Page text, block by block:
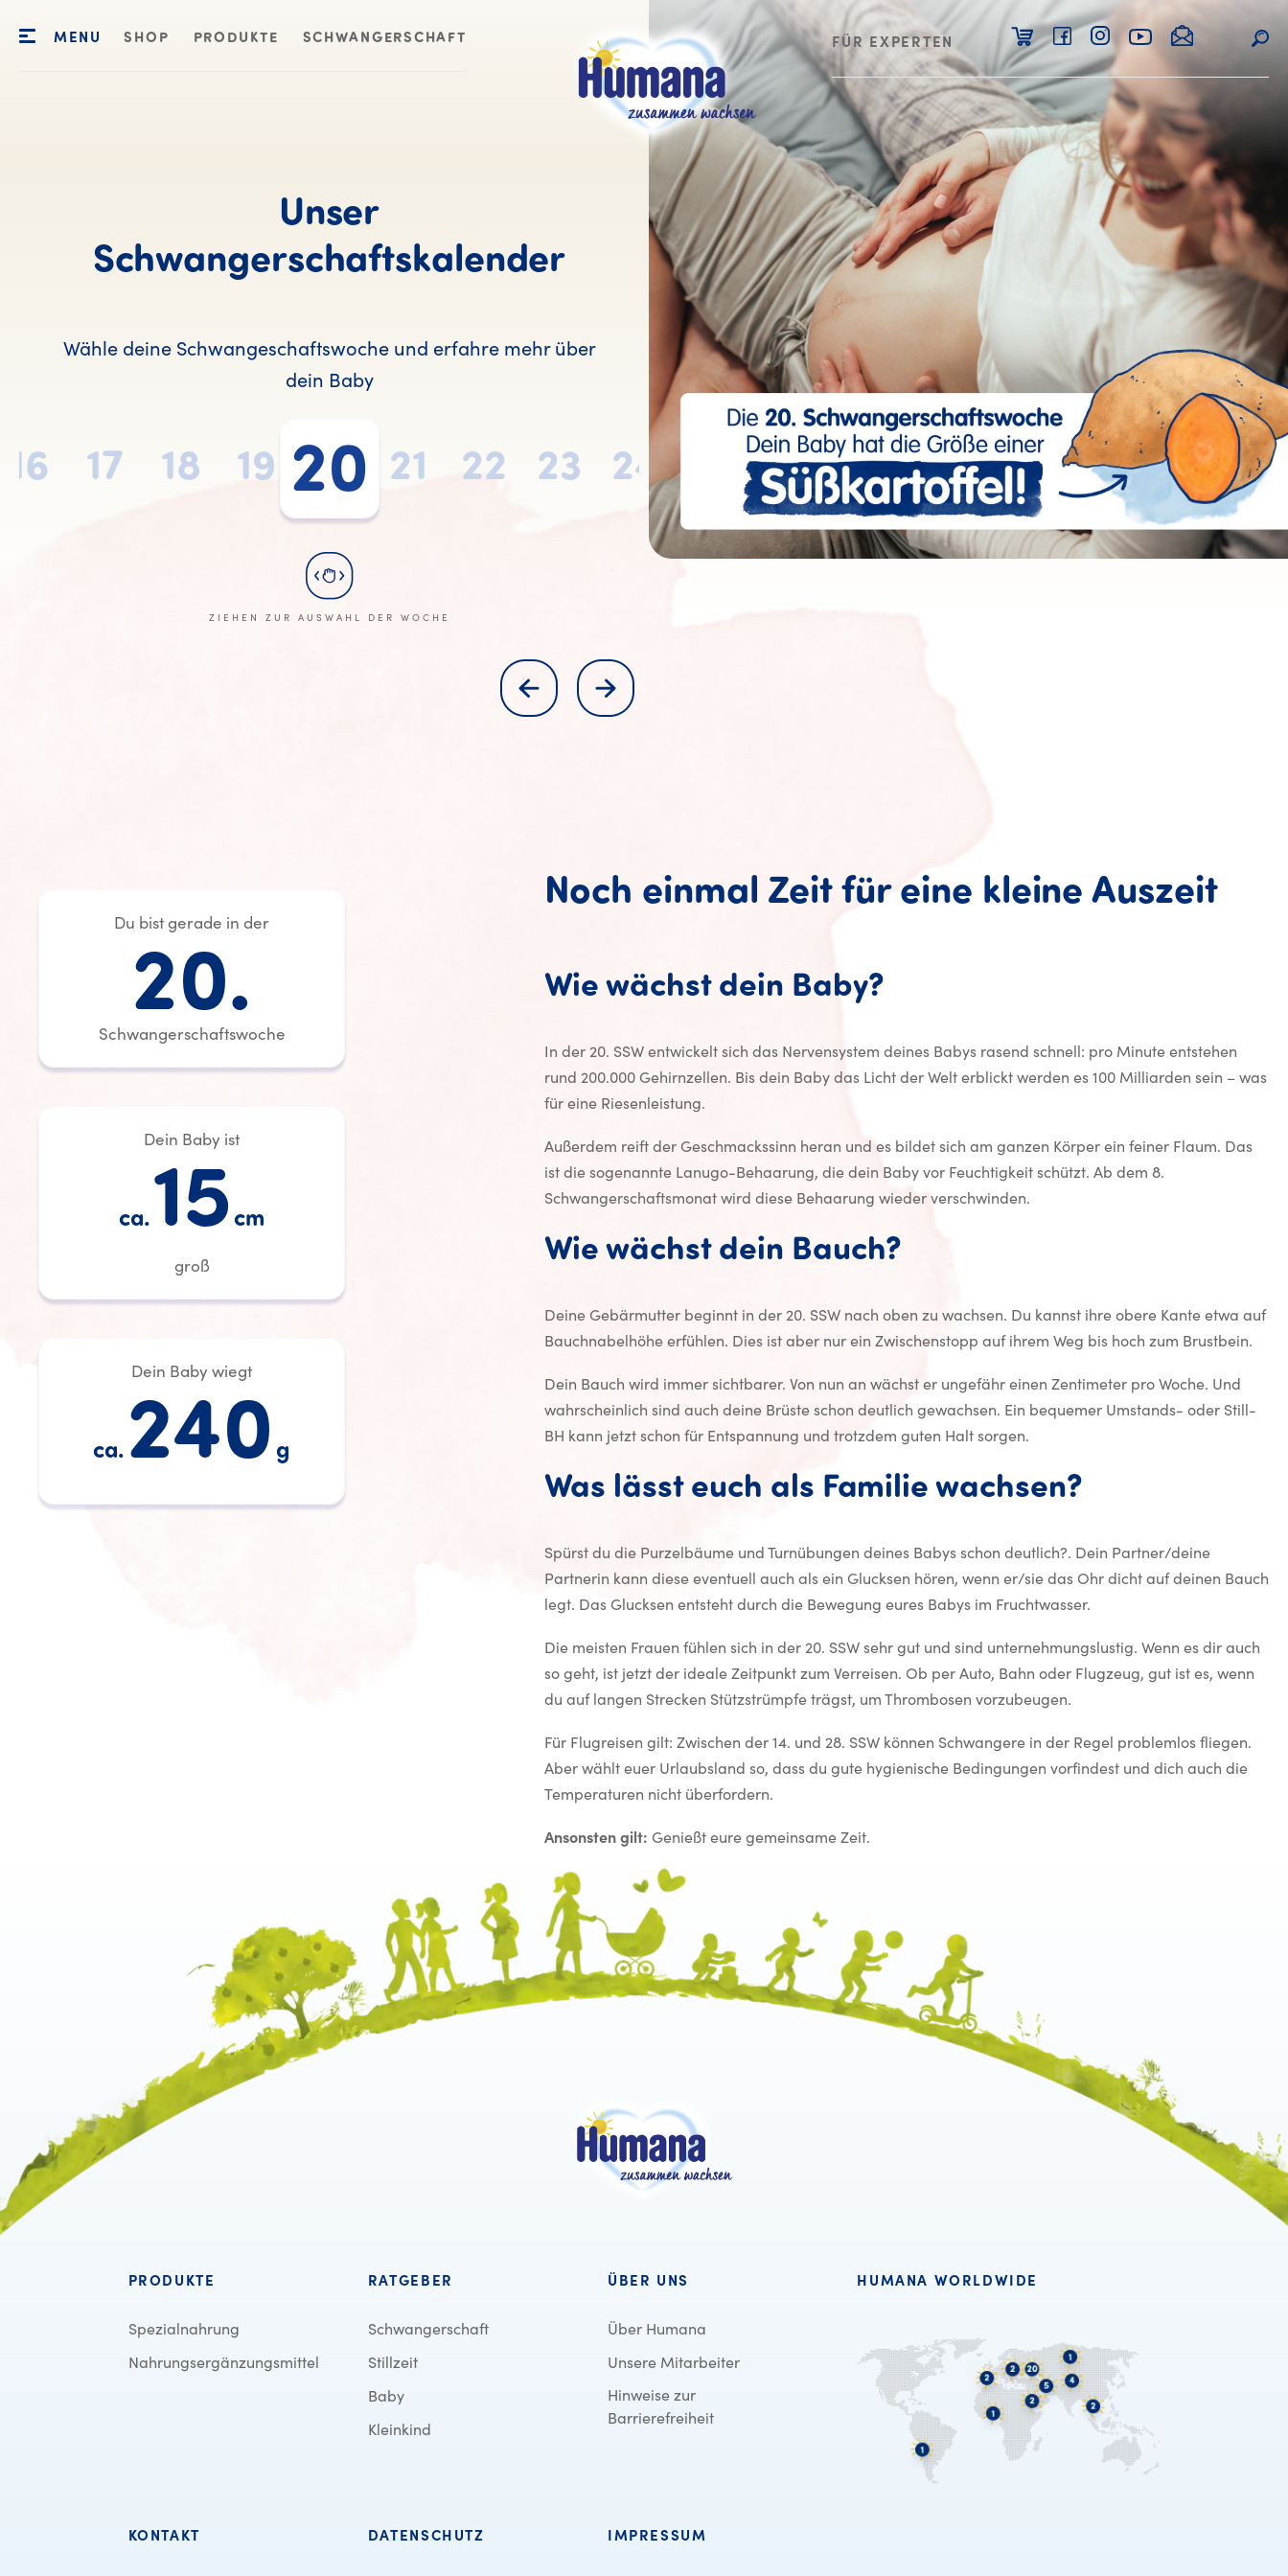
MENU SHOP PRODUKTE SCHWANGERSCHAFT FÜR EXPERTEN
Unser
Schwangerschaftskalender
Wähle deine Schwangeschaftswoche und erfahre mehr über
dein Baby
16 17 18 19 20 21 22 23 24 26 27 28 29 30 31 32
20
ZIEHEN ZUR AUSWAHL DER WOCHE
Du bist gerade in der
20.
Schwangerschaftswoche
Dein Baby ist
ca.
15
cm
groß
Dein Baby wiegt
ca.
240
g
Noch einmal Zeit für eine kleine Auszeit
Wie wächst dein Baby?
In der 20. SSW entwickelt sich das Nervensystem deines Babys rasend schnell: pro Minute entstehen
rund 200.000 Gehirnzellen. Bis dein Baby das Licht der Welt erblickt werden es 100 Milliarden sein – was
für eine Riesenleistung.
Außerdem reift der Geschmackssinn heran und es bildet sich am ganzen Körper ein feiner Flaum. Das
ist die sogenannte Lanugo-Behaarung, die dein Baby vor Feuchtigkeit schützt. Ab dem 8.
Schwangerschaftsmonat wird diese Behaarung wieder verschwinden.
Wie wächst dein Bauch?
Deine Gebärmutter beginnt in der 20. SSW nach oben zu wachsen. Du kannst ihre obere Kante etwa auf
Bauchnabelhöhe erfühlen. Dies ist aber nur ein Zwischenstopp auf ihrem Weg bis hoch zum Brustbein.
Dein Bauch wird immer sichtbarer. Von nun an wächst er ungefähr einen Zentimeter pro Woche. Und
wahrscheinlich sind auch deine Brüste schon deutlich gewachsen. Ein bequemer Umstands- oder Still-
BH kann jetzt schon für Entspannung und trotzdem guten Halt sorgen.
Was lässt euch als Familie wachsen?
Spürst du die Purzelbäume und Turnübungen deines Babys schon deutlich?. Dein Partner/deine
Partnerin kann diese eventuell auch als ein Glucksen hören, wenn er/sie das Ohr dicht auf deinen Bauch
legt. Das Glucksen entsteht durch die Bewegung eures Babys im Fruchtwasser.
Die meisten Frauen fühlen sich in der 20. SSW sehr gut und sind unternehmungslustig. Wenn es dir auch
so geht, ist jetzt der ideale Zeitpunkt zum Verreisen. Ob per Auto, Bahn oder Flugzeug, gut ist es, wenn
du auf langen Strecken Stützstrümpfe trägst, um Thrombosen vorzubeugen.
Für Flugreisen gilt: Zwischen der 14. und 28. SSW können Schwangere in der Regel problemlos fliegen.
Aber wählt euer Urlaubsland so, dass du gute hygienische Bedingungen vorfindest und dich auch die
Temperaturen nicht überfordern.
Ansonsten gilt: Genießt eure gemeinsame Zeit.
PRODUKTE
Spezialnahrung
Nahrungsergänzungsmittel
RATGEBER
Schwangerschaft
Stillzeit
Baby
Kleinkind
ÜBER UNS
Über Humana
Unsere Mitarbeiter
Hinweise zur
Barrierefreiheit
KONTAKT DATENSCHUTZ IMPRESSUM
HUMANA WORLDWIDE